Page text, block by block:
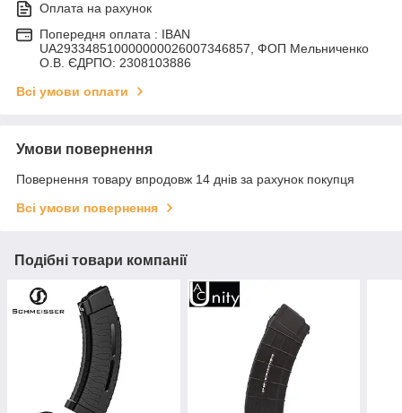
Оплата на рахунок
Попередня оплата : IBAN
UA293348510000000026007346857, ФОП Мельниченко
О.В. ЄДРПО: 2308103886
Всі умови оплати
Умови повернення
Повернення товару впродовж 14 днів за рахунок покупця
Всі умови повернення
Подібні товари компанії